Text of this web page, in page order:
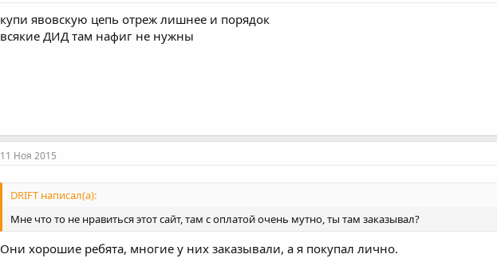
купи явовскую цепь отреж лишнее и порядок
всякие ДИД там нафиг не нужны
11 Ноя 2015
DRIFT написал(а):
Мне что то не нравиться этот сайт, там с оплатой очень мутно, ты там заказывал?
Они хорошие ребята, многие у них заказывали, а я покупал лично.